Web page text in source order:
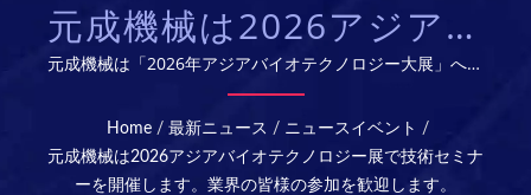
元成機械は2026アジアバ
イオテクノロジー展で技
術セミナーを開催しま
す。業界の皆様の参加を
元成機械は「2026年アジアバイオテクノロジー大展」への
ご来場を心よりお待ちしております。展示期間は7月16日か
ら19日まで、場所は台北南港展示館1館4F、ブース番号L610
です。 今年、私たちは特に産学界の専門家を招待し、ブー
ス内で3回の時代を超えた技術とトレンドに関する講座を開
Home / 最新ニュース / ニュースイベント /
元成機械は2026アジアバイオテクノロジー展で技術セミナ
ーを開催します。業界の皆様の参加を歓迎します。